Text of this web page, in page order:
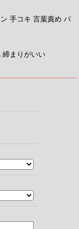
手コキ 言葉責め パ
締まりがいい